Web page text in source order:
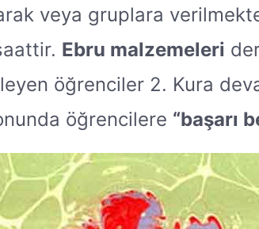
veya gruplara
Ebru malzemeleri
öğrenciler 2. Kura
öğrencilere “başarı